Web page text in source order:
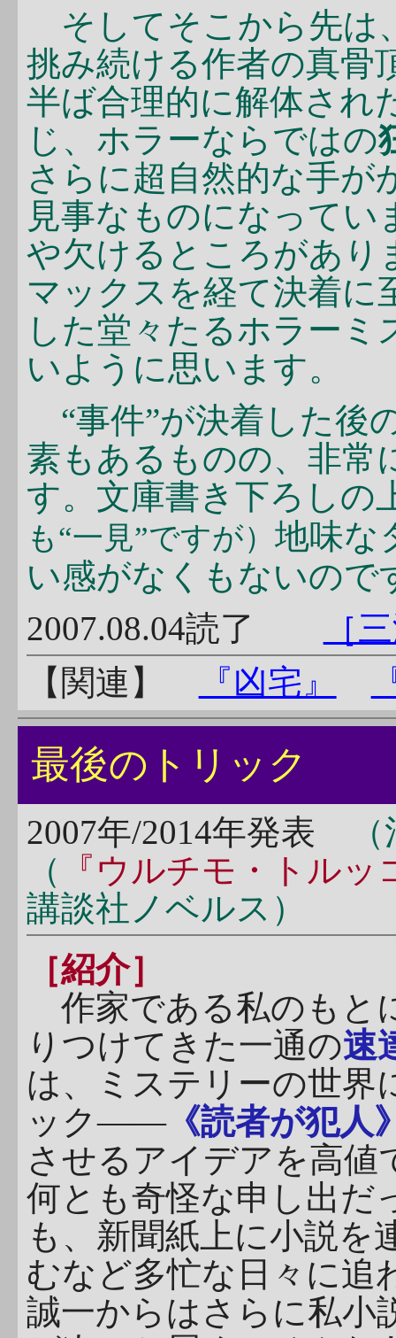
そしてそこから先は
挑み続ける作者の真骨
半ば合理的に解体され
じ、ホラーならではの
さらに超自然的な手が
見事なものになってい
や欠けるところがあり
マックスを経て決着に
した堂々たるホラー
いように思います。
“事件”が決着した後
素もあるものの、非常
す。文庫書き下ろしの
も“一見”ですが） 地味な
い感がなくもないので
2007.08.04読了
［
【関連】
『凶宅』
最後のトリック
2007年/2014年発表
（
『ウルチモ・トル
講談社ノベルス）
［紹介］
作家である私のもと
りつけてきた一通の速
は、ミステリーの世界
ック――《読者が犯人
させるアイデアを高値
何とも奇怪な申し出だ
も、新聞紙上に小説を
むなど多忙な日々に追
誠一からはさらに私小